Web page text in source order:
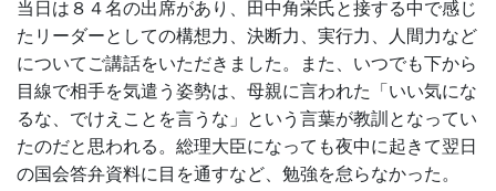
当日は８４名の出席があり、田中角栄氏と接する中で感じ
たリーダーとしての構想力、決断力、実行力、人間力など
についてご講話をいただきました。また、いつでも下から
目線で相手を気遣う姿勢は、母親に言われた「いい気にな
るな、でけえことを言うな」という言葉が教訓となってい
たのだと思われる。総理大臣になっても夜中に起きて翌日
の国会答弁資料に目を通すなど、勉強を怠らなかった。